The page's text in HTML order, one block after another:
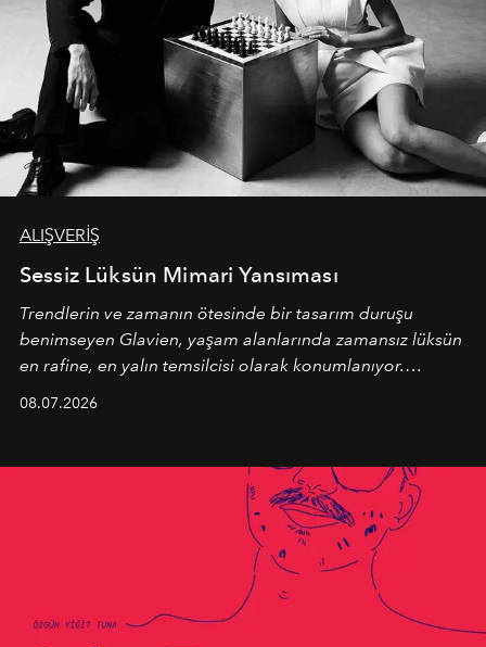
ALIŞVERİŞ
Sessiz Lüksün Mimari Yansıması
Trendlerin ve zamanın ötesinde bir tasarım duruşu
benimseyen Glavien, yaşam alanlarında zamansız lüksün
en rafine, en yalın temsilcisi olarak konumlanıyor.
08.07.2026